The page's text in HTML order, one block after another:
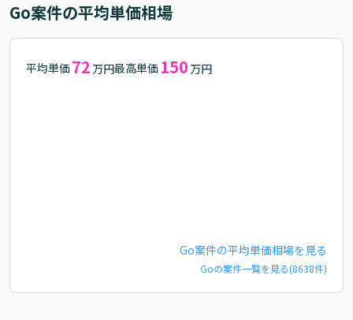
Go案件の平均単価相場
平均単価 72 万円最高単価 150 万円
Go案件の平均単価相場を見る
Goの案件一覧を見る(8638件)